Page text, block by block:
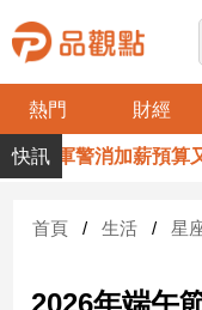
熱門 財經
品
觀
財
台
軍警消加薪預算又落
首頁 生活 星
2026年端午